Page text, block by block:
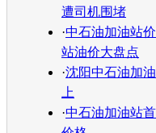
遭司机围堵
·中石油加油站
站油价大盘点
·沈阳中石油加
上
·中石油加油站